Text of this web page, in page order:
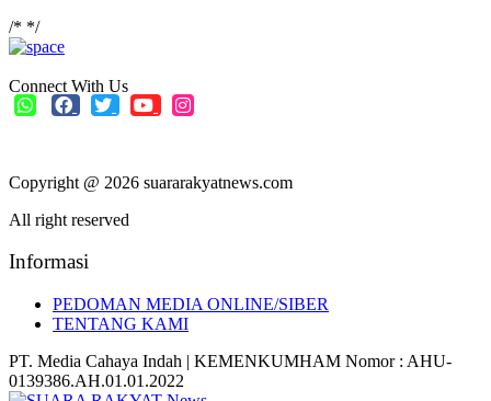
/* */
Connect With Us
Copyright @ 2026 suararakyatnews.com
All right reserved
Informasi
PEDOMAN MEDIA ONLINE/SIBER
TENTANG KAMI
PT. Media Cahaya Indah | KEMENKUMHAM Nomor : AHU-
0139386.AH.01.01.2022